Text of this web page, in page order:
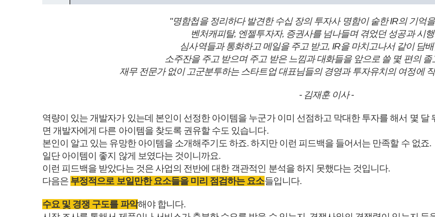
"명함첩을 정리하다 발견한 수십 장의 투자사 명함이 숱한 IR의 기억
벤처캐피탈, 엔젤투자자, 증권사를 넘나들며 겪었던 성공과 시
심사역들과 통화하고 메일을 주고 받고, IR을 마치고나서 같이 담
소주잔을 주고 받으며 주고 받은 느낌과 대화들을 앞으로 쓸 몇 편의 졸
재무 전문가 없이 고군분투하는 스타트업 대표님들의 경영과 투자유치의 여정에
- 김재훈 이사 -
역량이 있는 개발자가 있는데 본인이 선정한 아이템을 누군가 이미 선점하고 막대한 투자를 해서 몇
면 개발자에게 다른 아이템을 찾도록 권유할 수도 있습니다.
본인이 알고 있는 유망한 아이템을 소개해주기도 하죠. 하지만 이런 피드백을 들어서는 만족할 수 없죠.
일단 아이템이 좋지 않게 보였다는 것이니까요.
이런 피드백을 받았다는 것은 사업의 전반에 대한 객관적인 분석을 하지 못했다는 것입니다.
다음은 부정적으로 보일만한 요소들을 미리 점검하는 요소들입니다.
수요 및 경쟁 구도를 파악해야 합니다.